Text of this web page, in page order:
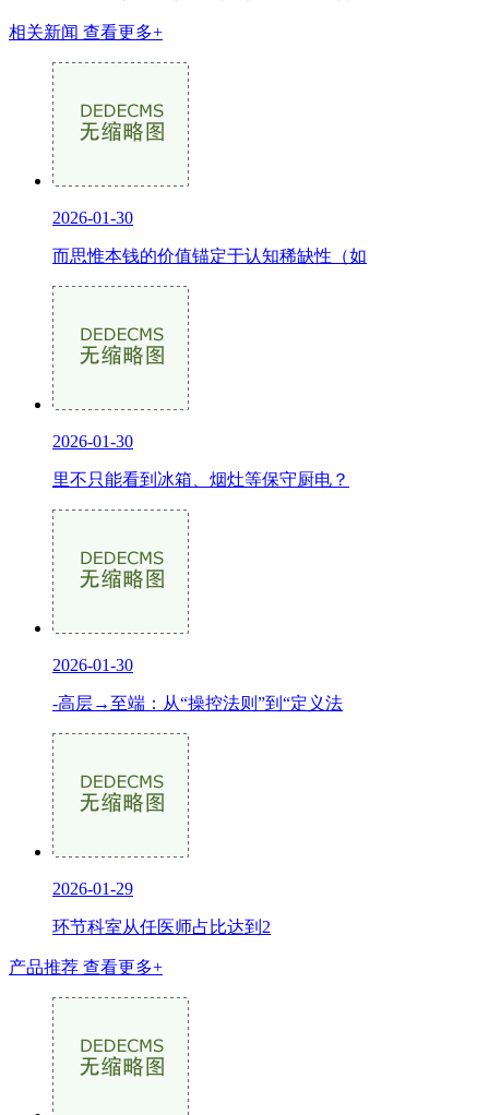
相关新闻 查看更多+
2026-01-30
而思惟本钱的价值锚定于认知稀缺性（如
2026-01-30
里不只能看到冰箱、烟灶等保守厨电？
2026-01-30
-高层→至端：从“操控法则”到“定义法
2026-01-29
环节科室从任医师占比达到2
产品推荐 查看更多+